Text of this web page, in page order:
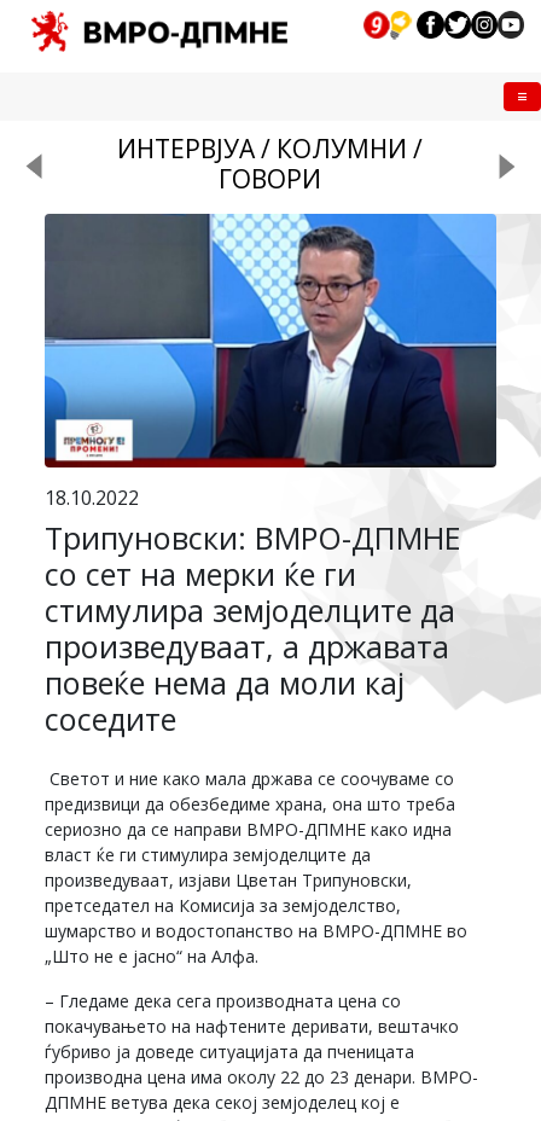
ИНТЕРВЈУА / КОЛУМНИ /
ГОВОРИ
18.10.2022
Трипуновски: ВМРО-ДПМНЕ
со сет на мерки ќе ги
стимулира земјоделците да
произведуваат, а државата
повеќе нема да моли кај
соседите
Светот и ние како мала држава се соочуваме со
предизвици да обезбедиме храна, она што треба
сериозно да се направи ВМРО-ДПМНЕ како идна
власт ќе ги стимулира земјоделците да
произведуваат, изјави Цветан Трипуновски,
претседател на Комисија за земјоделство,
шумарство и водостопанство на ВМРО-ДПМНЕ во
„Што не е јасно“ на Алфа.
– Гледаме дека сега производната цена со
покачувањето на нафтените деривати, вештачко
ѓубриво ја доведе ситуацијата да пченицата
производна цена има околу 22 до 23 денари. ВМРО-
ДПМНЕ ветува дека секој земјоделец кој е